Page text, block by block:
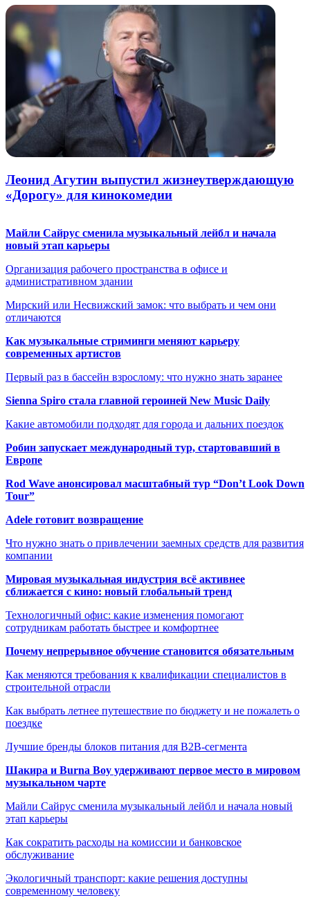
Леонид Агутин выпустил жизнеутверждающую
«Дорогу» для кинокомедии
Майли Сайрус сменила музыкальный лейбл и начала
новый этап карьеры
Организация рабочего пространства в офисе и
административном здании
Мирский или Несвижский замок: что выбрать и чем они
отличаются
Как музыкальные стриминги меняют карьеру
современных артистов
Первый раз в бассейн взрослому: что нужно знать заранее
Sienna Spiro стала главной героиней New Music Daily
Какие автомобили подходят для города и дальних поездок
Робин запускает международный тур, стартовавший в
Европе
Rod Wave анонсировал масштабный тур “Don’t Look Down
Tour”
Adele готовит возвращение
Что нужно знать о привлечении заемных средств для развития
компании
Мировая музыкальная индустрия всё активнее
сближается с кино: новый глобальный тренд
Технологичный офис: какие изменения помогают
сотрудникам работать быстрее и комфортнее
Почему непрерывное обучение становится обязательным
Как меняются требования к квалификации специалистов в
строительной отрасли
Как выбрать летнее путешествие по бюджету и не пожалеть о
поездке
Лучшие бренды блоков питания для B2B-сегмента
Шакира и Burna Boy удерживают первое место в мировом
музыкальном чарте
Майли Сайрус сменила музыкальный лейбл и начала новый
этап карьеры
Как сократить расходы на комиссии и банковское
обслуживание
Экологичный транспорт: какие решения доступны
современному человеку